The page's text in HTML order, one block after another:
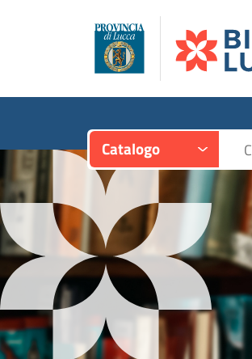
Catalogo